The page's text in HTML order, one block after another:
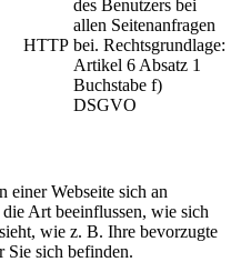
HTTP
des Benutzers bei
allen Seitenanfragen
bei. Rechtsgrundlage:
Artikel 6 Absatz 1
Buchstabe f)
DSGVO
einer Webseite sich an
Art beeinflussen, wie sich
wie z. B. Ihre bevorzugte
Sie sich befinden.